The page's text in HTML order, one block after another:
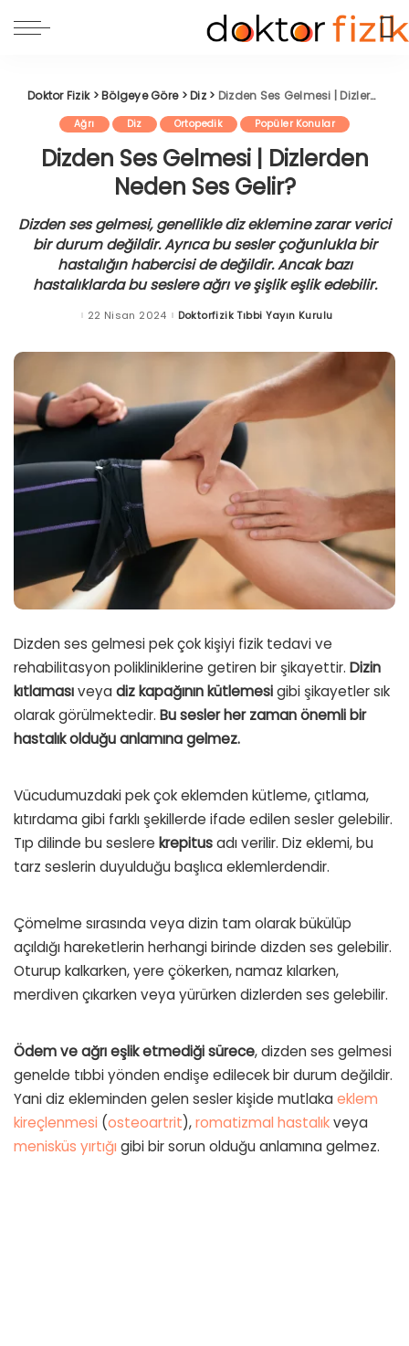
Doktor Fizik>Bölgeye Göre>Diz> Dizden Ses Gelmesi | Dizlerden Neden Ses Gelir?
Ağrı Diz Ortopedik Popüler Konular
Dizden Ses Gelmesi | Dizlerden
Neden Ses Gelir?
Dizden ses gelmesi, genellikle diz eklemine zarar verici
bir durum değildir. Ayrıca bu sesler çoğunlukla bir
hastalığın habercisi de değildir. Ancak bazı
hastalıklarda bu seslere ağrı ve şişlik eşlik edebilir.
22 Nisan 2024Posted
Doktorfizik Tıbbi Yayın Kurulu
Dizden ses gelmesi pek çok kişiyi fizik tedavi ve
rehabilitasyon polikliniklerine getiren bir şikayettir. Dizin
kıtlamasıveya diz kapağının kütlemesigibi şikayetler sık
olarak görülmektedir. Bu sesler her zaman önemli bir
hastalık olduğu anlamına gelmez.
Vücudumuzdaki pek çok eklemden kütleme, çıtlama,
kıtırdama gibi farklı şekillerde ifade edilen sesler gelebilir.
Tıp dilinde bu seslere krepitusadı verilir. Diz eklemi, bu
tarz seslerin duyulduğu başlıca eklemlerdendir.
Çömelme sırasında veya dizin tam olarak bükülüp
açıldığı hareketlerin herhangi birinde dizden ses gelebilir.
Oturup kalkarken, yere çökerken, namaz kılarken,
merdiven çıkarken veya yürürken dizlerden ses gelebilir.
Ödem ve ağrı eşlik etmediği sürece, dizden ses gelmesi
genelde tıbbi yönden endişe edilecek bir durum değildir.
Yani diz ekleminden gelen sesler kişide mutlaka eklem
kireçlenmesi (osteoartrit),romatizmal hastalıkveya
menisküs yırtığı gibi bir sorun olduğu anlamına gelmez.